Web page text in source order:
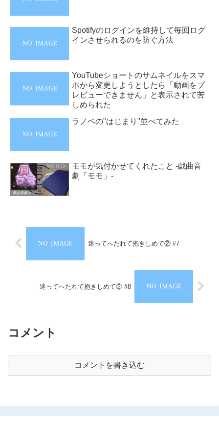
Spotifyのログインを維持して毎回ログ
インさせられるのを防ぐ方法
YouTubeショートのサムネイルをスマ
ホから変更しようとしたら「動画をプ
レビューできません」と表示されて苦
しめられた
ラノベの"はじまり"並べてみた
モモが気付かせてくれたこと -戯曲音
劇「モモ」-
迷ってへたれて抱きしめて② #7
迷ってへたれて抱きしめて② #8
コメント
コメントを書き込む